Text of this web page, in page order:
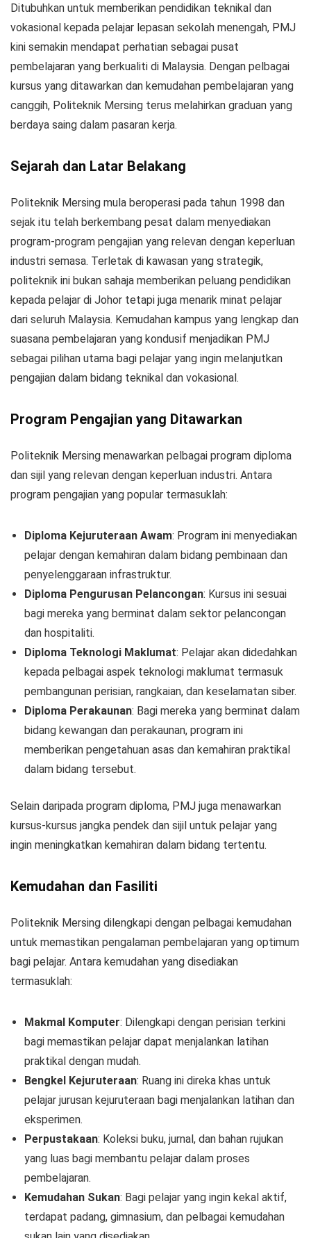
Ditubuhkan untuk memberikan pendidikan teknikal dan
vokasional kepada pelajar lepasan sekolah menengah, PMJ
kini semakin mendapat perhatian sebagai pusat
pembelajaran yang berkualiti di Malaysia. Dengan pelbagai
kursus yang ditawarkan dan kemudahan pembelajaran yang
canggih, Politeknik Mersing terus melahirkan graduan yang
berdaya saing dalam pasaran kerja.
Sejarah dan Latar Belakang
Politeknik Mersing mula beroperasi pada tahun 1998 dan
sejak itu telah berkembang pesat dalam menyediakan
program-program pengajian yang relevan dengan keperluan
industri semasa. Terletak di kawasan yang strategik,
politeknik ini bukan sahaja memberikan peluang pendidikan
kepada pelajar di Johor tetapi juga menarik minat pelajar
dari seluruh Malaysia. Kemudahan kampus yang lengkap dan
suasana pembelajaran yang kondusif menjadikan PMJ
sebagai pilihan utama bagi pelajar yang ingin melanjutkan
pengajian dalam bidang teknikal dan vokasional.
Program Pengajian yang Ditawarkan
Politeknik Mersing menawarkan pelbagai program diploma
dan sijil yang relevan dengan keperluan industri. Antara
program pengajian yang popular termasuklah:
Diploma Kejuruteraan Awam: Program ini menyediakan
pelajar dengan kemahiran dalam bidang pembinaan dan
penyelenggaraan infrastruktur.
Diploma Pengurusan Pelancongan: Kursus ini sesuai
bagi mereka yang berminat dalam sektor pelancongan
dan hospitaliti.
Diploma Teknologi Maklumat: Pelajar akan didedahkan
kepada pelbagai aspek teknologi maklumat termasuk
pembangunan perisian, rangkaian, dan keselamatan siber.
Diploma Perakaunan: Bagi mereka yang berminat dalam
bidang kewangan dan perakaunan, program ini
memberikan pengetahuan asas dan kemahiran praktikal
dalam bidang tersebut.
Selain daripada program diploma, PMJ juga menawarkan
kursus-kursus jangka pendek dan sijil untuk pelajar yang
ingin meningkatkan kemahiran dalam bidang tertentu.
Kemudahan dan Fasiliti
Politeknik Mersing dilengkapi dengan pelbagai kemudahan
untuk memastikan pengalaman pembelajaran yang optimum
bagi pelajar. Antara kemudahan yang disediakan
termasuklah:
Makmal Komputer: Dilengkapi dengan perisian terkini
bagi memastikan pelajar dapat menjalankan latihan
praktikal dengan mudah.
Bengkel Kejuruteraan: Ruang ini direka khas untuk
pelajar jurusan kejuruteraan bagi menjalankan latihan dan
eksperimen.
Perpustakaan: Koleksi buku, jurnal, dan bahan rujukan
yang luas bagi membantu pelajar dalam proses
pembelajaran.
Kemudahan Sukan: Bagi pelajar yang ingin kekal aktif,
terdapat padang, gimnasium, dan pelbagai kemudahan